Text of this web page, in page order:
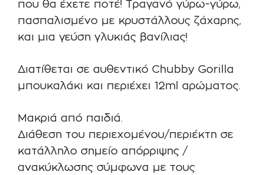
που θα έχετε ποτέ! Τραγανό γύρω-γύρω,
πασπαλισμένο με κρυστάλλους ζάχαρης,
και μια γεύση γλυκιάς βανίλιας!
Διατίθεται σε αυθεντικό Chubby Gorilla
μπουκαλάκι και περιέχει 12ml αρώματος.
Μακριά από παιδιά.
Διάθεση του περιεχομένου/περιέκτη σε
κατάλληλο σημείο απόρριψης /
ανακύκλωσης σύμφωνα με τους